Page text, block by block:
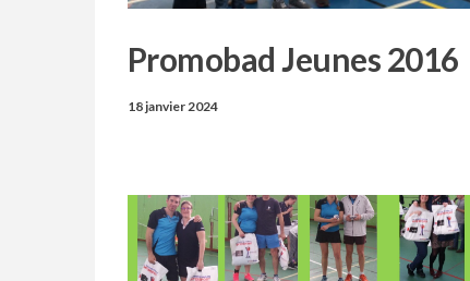
Promobad Jeunes 2016
18 janvier 2024